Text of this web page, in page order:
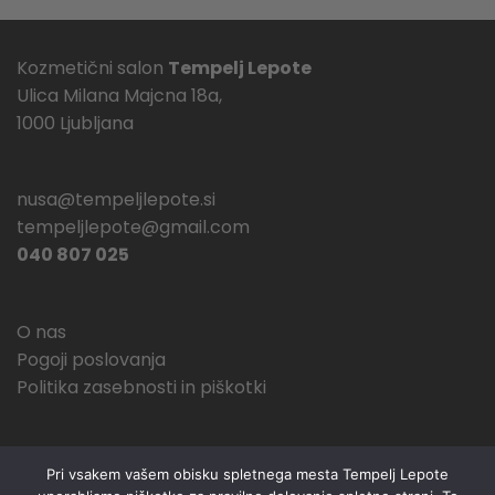
Kozmetični salon Tempelj Lepote
Ulica Milana Majcna 18a,
1000 Ljubljana
nusa@tempeljlepote.si
tempeljlepote@gmail.com
040 807 025
O nas
Pogoji poslovanja
Politika zasebnosti in piškotki
Pri vsakem vašem obisku spletnega mesta Tempelj Lepote